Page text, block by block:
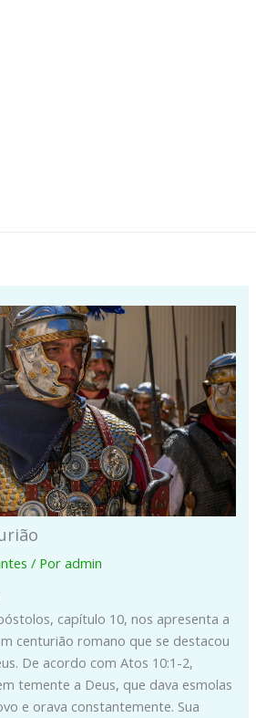
/ Poradmin
capítulo 10, nos apresenta a
centurião romano que se destacou
De acordo com Atos 10:1-2,
temente a Deus, que dava esmolas
e orava constantemente. Sua